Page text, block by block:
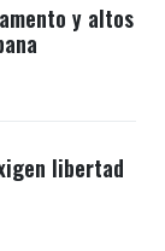
y altos
libertad